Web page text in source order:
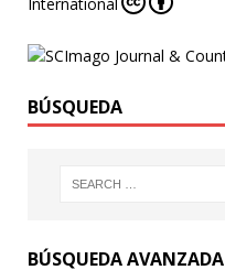
BÚSQUEDA
BÚSQUEDA AVANZADA